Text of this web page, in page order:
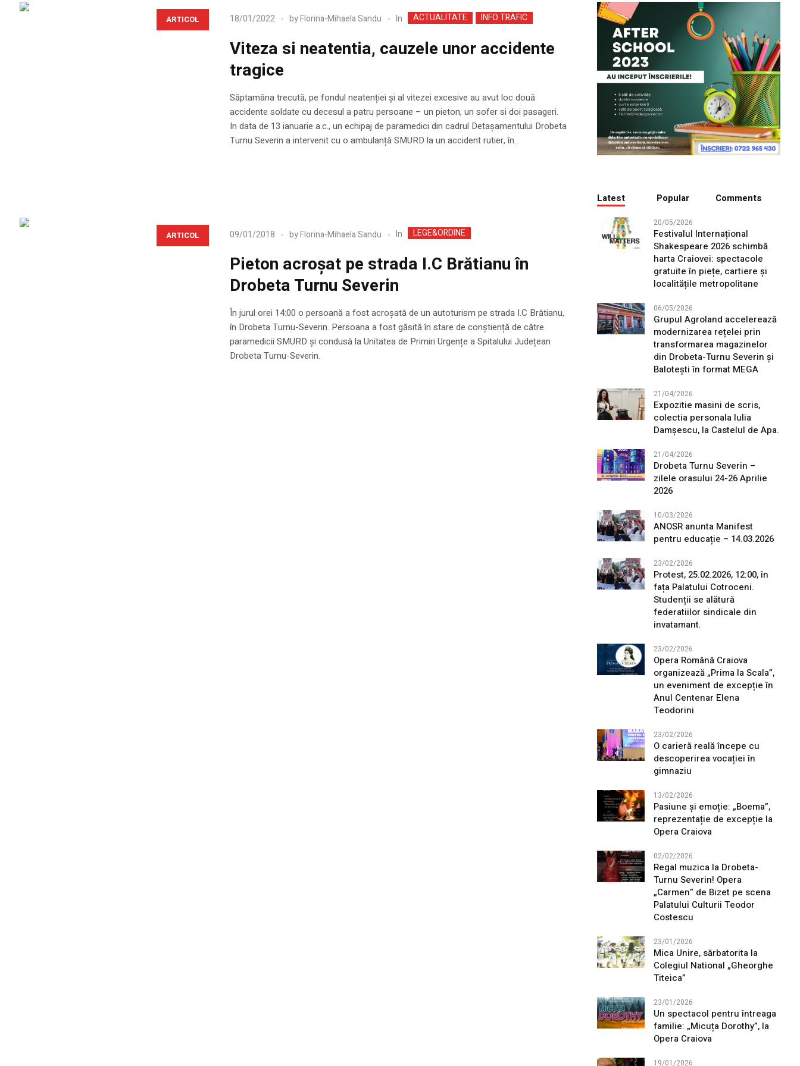
ARTICOL 18/01/2022 byFlorina-Mihaela Sandu In ACTUALITATE INFO TRAFIC
Viteza si neatentia, cauzele unor accidente
tragice
Săptamâna trecută, pe fondul neatenției și al vitezei excesive au avut loc două
accidente soldate cu decesul a patru persoane – un pieton, un sofer si doi pasageri.
In data de 13 ianuarie a.c., un echipaj de paramedici din cadrul Detașamentului Drobeta
Turnu Severin a intervenit cu o ambulanță SMURD la un accident rutier, în...
ARTICOL 09/01/2018 byFlorina-Mihaela Sandu In LEGE&ORDINE
Pieton acroșat pe strada I.C Brătianu în
Drobeta Turnu Severin
În jurul orei 14:00 o persoană a fost acroșată de un autoturism pe strada I.C Brătianu,
în Drobeta Turnu-Severin. Persoana a fost găsită în stare de conștiență de către
paramedicii SMURD și condusă la Unitatea de Primiri Urgențe a Spitalului Județean
Drobeta Turnu-Severin.
Latest Popular Comments
20/05/2026
Festivalul Internațional
Shakespeare 2026 schimbă
harta Craiovei: spectacole
gratuite în piețe, cartiere și
localitățile metropolitane
06/05/2026
Grupul Agroland accelerează
modernizarea rețelei prin
transformarea magazinelor
din Drobeta-Turnu Severin și
Balotești în format MEGA
21/04/2026
Expozitie masini de scris,
colectia personala Iulia
Damșescu, la Castelul de Apa.
21/04/2026
Drobeta Turnu Severin –
zilele orasului 24-26 Aprilie
2026
10/03/2026
ANOSR anunta Manifest
pentru educație – 14.03.2026
23/02/2026
Protest, 25.02.2026, 12:00, în
fața Palatului Cotroceni.
Studenții se alătură
federatiilor sindicale din
invatamant.
23/02/2026
Opera Română Craiova
organizează „Prima la Scala”,
un eveniment de excepție în
Anul Centenar Elena
Teodorini
23/02/2026
O carieră reală începe cu
descoperirea vocației în
gimnaziu
13/02/2026
Pasiune și emoție: „Boema”,
reprezentație de excepție la
Opera Craiova
02/02/2026
Regal muzica la Drobeta-
Turnu Severin! Opera
„Carmen” de Bizet pe scena
Palatului Culturii Teodor
Costescu
23/01/2026
Mica Unire, sărbatorita la
Colegiul National „Gheorghe
Titeica”
23/01/2026
Un spectacol pentru întreaga
familie: „Micuța Dorothy”, la
Opera Craiova
19/01/2026